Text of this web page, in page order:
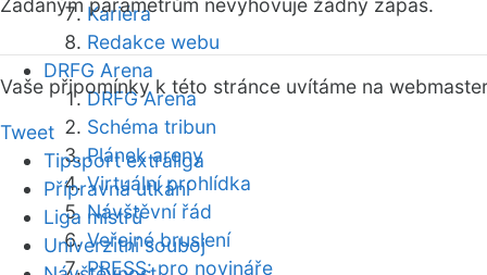
Kariéra
Redakce webu
DRFG Arena
DRFG Arena
Schéma tribun
Plánek areny
Virtuální prohlídka
Návštěvní řád
Veřejné bruslení
PRESS: pro novináře
Zadaným parametrům nevyhovuje žádný zápas.
Vaše připomínky k této stránce uvítáme na webmaster
Tweet
Tipsport extraliga
Přípravná utkání
Liga mistrů
Univerzitní souboj